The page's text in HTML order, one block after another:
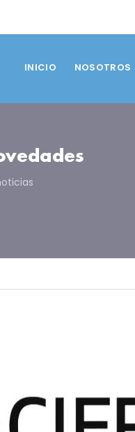
INICIO NOSOTROS